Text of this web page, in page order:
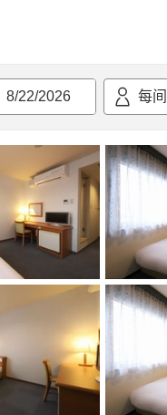
8/22/2026 每间